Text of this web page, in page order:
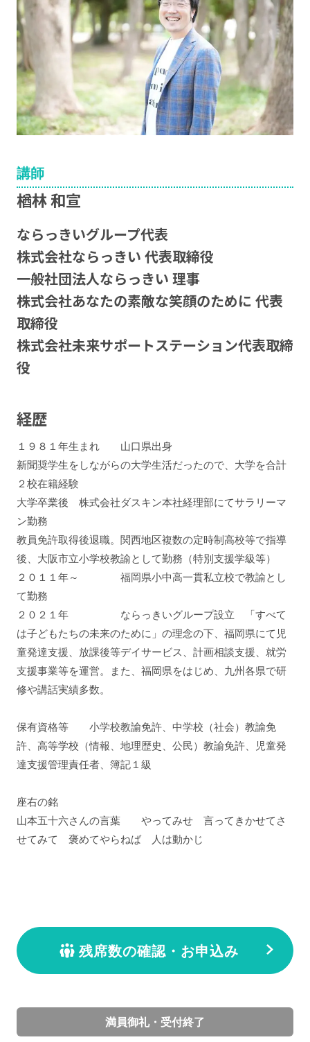
講師
楢林 和宣
ならっきいグループ代表
株式会社ならっきい 代表取締役
一般社団法人ならっきい 理事
株式会社あなたの素敵な笑顔のために 代表
取締役
株式会社未来サポートステーション代表取締
役
経歴
１９８１年生まれ 山口県出身
新聞奨学生をしながらの大学生活だったので、大学を合計
２校在籍経験
大学卒業後 株式会社ダスキン本社経理部にてサラリーマ
ン勤務
教員免許取得後退職。関西地区複数の定時制高校等で指導
後、大阪市立小学校教諭として勤務（特別支援学級等）
２０１１年～ 福岡県小中高一貫私立校で教諭とし
て勤務
２０２１年 ならっきいグループ設立 「すべて
は子どもたちの未来のために」の理念の下、福岡県にて児
童発達支援、放課後等デイサービス、計画相談支援、就労
支援事業等を運営。また、福岡県をはじめ、九州各県で研
修や講話実績多数。
保有資格等 小学校教諭免許、中学校（社会）教諭免
許、高等学校（情報、地理歴史、公民）教諭免許、児童発
達支援管理責任者、簿記１級
座右の銘
山本五十六さんの言葉 やってみせ 言ってきかせてさ
せてみて 褒めてやらねば 人は動かじ
残席数の確認・お申込み
満員御礼・受付終了